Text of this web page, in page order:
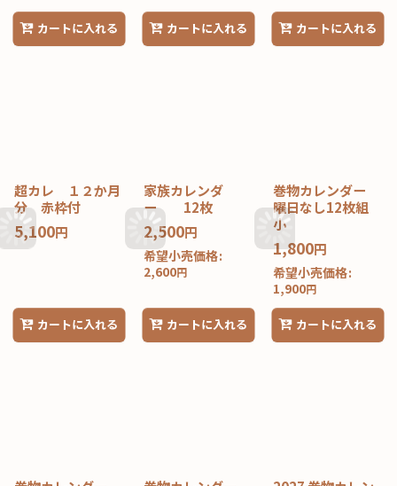
カートに入れる カートに入れる カートに入れる
超カレ １２か月
分 赤枠付
5,100円
カートに入れる
家族カレンダ
ー 12枚
2,500円
希望小売価格:
2,600円
カートに入れる
巻物カレンダー
曜日なし12枚組
小
1,800円
希望小売価格:
1,900円
カートに入れる